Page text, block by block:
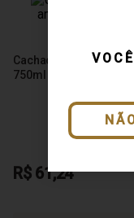
Cachaça Indiazinha
750ml
R$ 61,24